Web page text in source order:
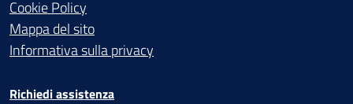
Cookie Policy
Mappa del sito
Informativa sulla privacy
Richiedi assistenza